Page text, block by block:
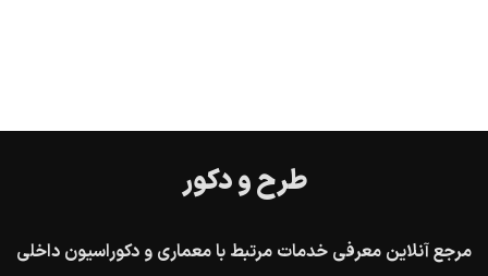
طرح و دکور
مرجع آنلاین معرفی خدمات مرتبط با معماری و دکوراسیون داخلی